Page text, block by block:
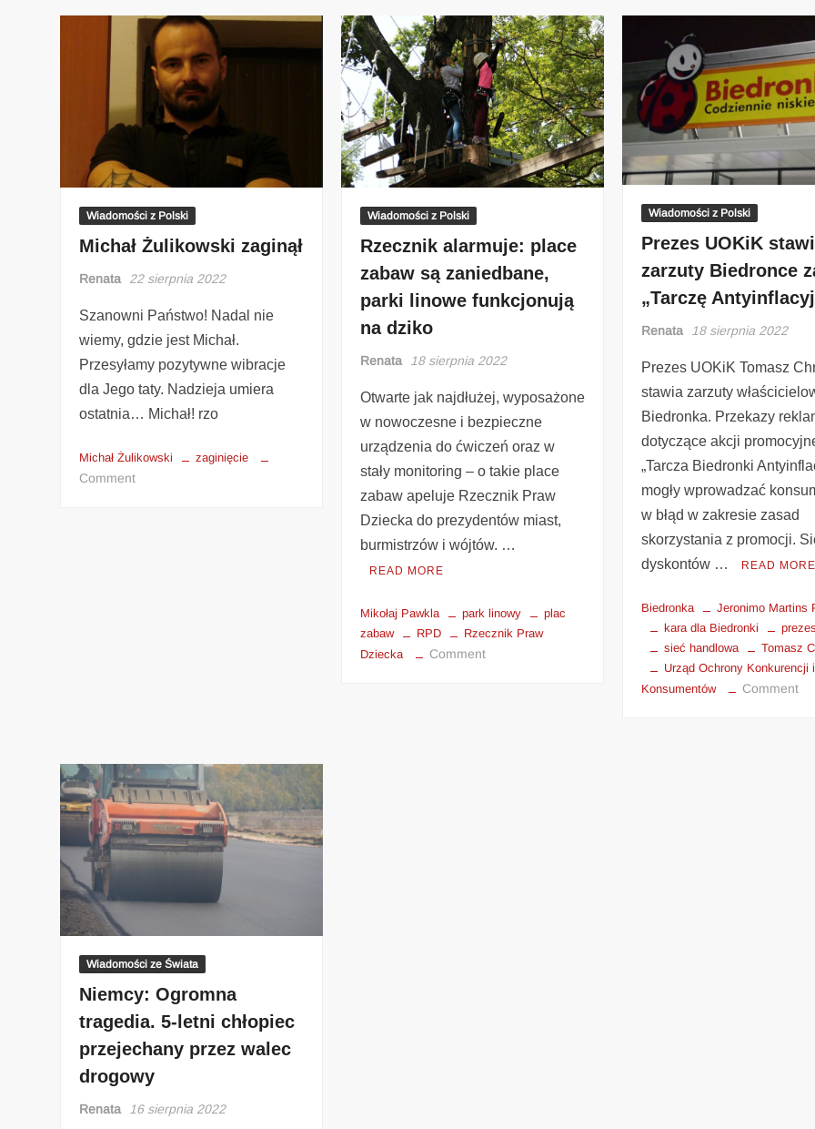
Wiadomości z Polski
Michał Żulikowski zaginął
Renata 22 sierpnia 2022
Szanowni Państwo! Nadal nie
wiemy, gdzie jest Michał.
Przesyłamy pozytywne wibracje
dla Jego taty. Nadzieja umiera
ostatnia… Michał! rzo
Michał Żulikowski zaginięcie
Comment
Wiadomości z Polski
Rzecznik alarmuje: place
zabaw są zaniedbane,
parki linowe funkcjonują
na dziko
Renata 18 sierpnia 2022
Otwarte jak najdłużej, wyposażone
w nowoczesne i bezpieczne
urządzenia do ćwiczeń oraz w
stały monitoring – o takie place
zabaw apeluje Rzecznik Praw
Dziecka do prezydentów miast,
burmistrzów i wójtów. …
READ MORE
Mikołaj Pawkla park linowy
plac
zabaw
RPD
Rzecznik Praw
Dziecka
Comment
Wiadomości z Polski
Prezes UOKiK
zarzuty Biedronce
„Tarczę
Renata 18 sierpnia 2022
Prezes UOKiK Tomasz
stawia zarzuty
Biedronka. Przekazy
dotyczące akcji
„Tarcza Biedronki
mogły wprowadzać
w błąd w zakresie zasad
skorzystania z promocji.
dyskontów …
READ MORE
Biedronka
Jeronimo Martins
kara dla Biedronki
sieć handlowa
Tomasz
Urząd Ochrony Konkurencji i
Konsumentów
Comment
Wiadomości ze Świata
Niemcy: Ogromna
tragedia. 5-letni chłopiec
przejechany przez walec
drogowy
Renata 16 sierpnia 2022